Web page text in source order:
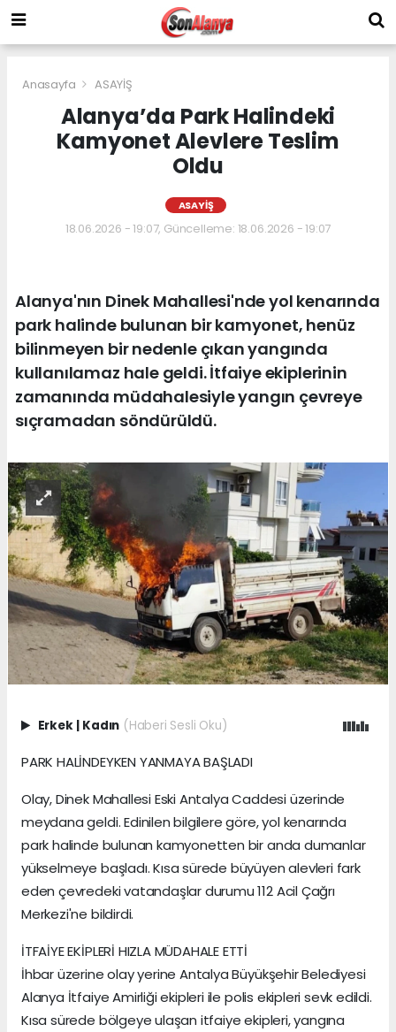
Anasayfa ASAYİŞ
Alanya’da Park Halindeki
Kamyonet Alevlere Teslim
Oldu
ASAYİŞ
18.06.2026 - 19:07, Güncelleme: 18.06.2026 - 19:07
Alanya'nın Dinek Mahallesi'nde yol kenarında
park halinde bulunan bir kamyonet, henüz
bilinmeyen bir nedenle çıkan yangında
kullanılamaz hale geldi. İtfaiye ekiplerinin
zamanında müdahalesiyle yangın çevreye
sıçramadan söndürüldü.
Erkek | Kadın (Haberi Sesli Oku)
PARK HALİNDEYKEN YANMAYA BAŞLADI
Olay, Dinek Mahallesi Eski Antalya Caddesi üzerinde
meydana geldi. Edinilen bilgilere göre, yol kenarında
park halinde bulunan kamyonetten bir anda dumanlar
yükselmeye başladı. Kısa sürede büyüyen alevleri fark
eden çevredeki vatandaşlar durumu 112 Acil Çağrı
Merkezi'ne bildirdi.
İTFAİYE EKİPLERİ HIZLA MÜDAHALE ETTİ
İhbar üzerine olay yerine Antalya Büyükşehir Belediyesi
Alanya İtfaiye Amirliği ekipleri ile polis ekipleri sevk edildi.
Kısa sürede bölgeye ulaşan itfaiye ekipleri, yangına